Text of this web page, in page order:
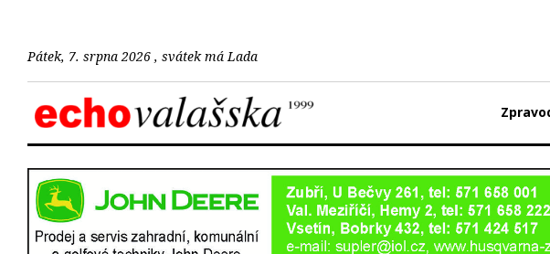
Pátek, 7. srpna 2026 , svátek má Lada